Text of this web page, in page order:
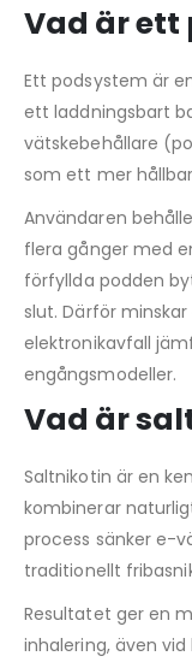
Vad är ett
Ett podsystem är
ett laddningsbart
vätskebehållare
som ett mer
Användaren
flera gånger med
förfyllda podden
slut. Därför
elektronikavfall
engångsmodeller.
Vad är
Saltnikotin är en
kombinerar
process sänker e-
traditionellt
Resultatet ger en
inhalering, även